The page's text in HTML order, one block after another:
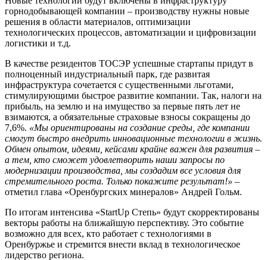
горнодобывающей компании – производству нужны новые
решения в области материалов, оптимизации
технологических процессов, автоматизации и цифровизации
логистики и т.д.
В качестве резидентов ТОСЭР успешные стартапы придут в
полноценный индустриальный парк, где развитая
инфраструктура сочетается с существенными льготами,
стимулирующими быстрое развитие компании. Так, налоги на
прибыль, на землю и на имущество за первые пять лет не
взимаются, а обязательные страховые взносы сокращены до
7,6%. «Мы ориентированы на создание среды, где компании
смогут быстро внедрить инновационные технологии в жизнь.
Обмен опытом, идеями, кейсами крайне важен для развития –
а тем, кто сможет удовлетворить наши запросы по
модернизации производства, мы создадим все условия для
стремительного роста. Только покажите результат!» –
отметил глава «Оренбургских минералов» Андрей Гольм.
По итогам интенсива «StartUp Степь» будут скорректированы
векторы работы на ближайшую перспективу. Это событие
возможно для всех, кто работает с технологиями в
Оренбуржье и стремится внести вклад в технологическое
лидерство региона.